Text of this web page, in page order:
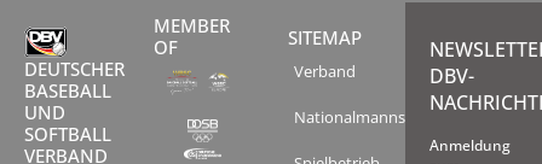
DEUTSCHER
BASEBALL
UND
SOFTBALL
VERBAND
MEMBER
OF
SITEMAP
Verband
Nationalmannschaften
DBV-
Anmeldung